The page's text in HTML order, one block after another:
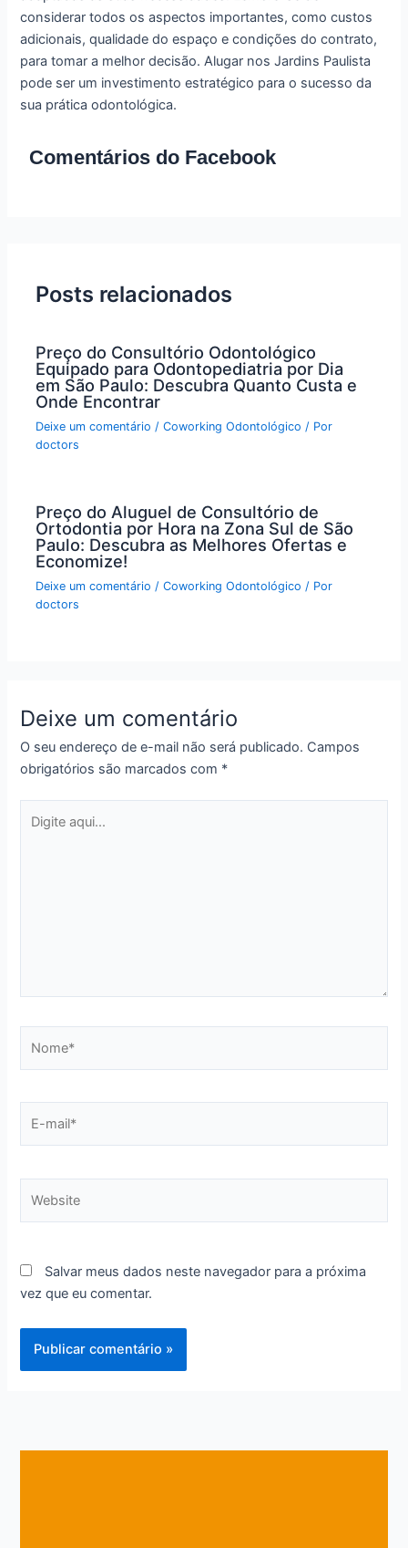
considerar todos os aspectos importantes, como custos
adicionais, qualidade do espaço e condições do contrato,
para tomar a melhor decisão. Alugar nos Jardins Paulista
pode ser um investimento estratégico para o sucesso da
sua prática odontológica.
Comentários do Facebook
Posts relacionados
Preço do Consultório Odontológico
Equipado para Odontopediatria por Dia
em São Paulo: Descubra Quanto Custa e
Onde Encontrar
Deixe um comentário /Coworking Odontológico / Por
doctors
Preço do Aluguel de Consultório de
Ortodontia por Hora na Zona Sul de São
Paulo: Descubra as Melhores Ofertas e
Economize!
Deixe um comentário /Coworking Odontológico / Por
doctors
Deixe um comentário
O seu endereço de e-mail não será publicado. Campos
obrigatórios são marcados com *
aqui...
Salvar meus dados neste navegador para a próxima
vez que eu comentar.